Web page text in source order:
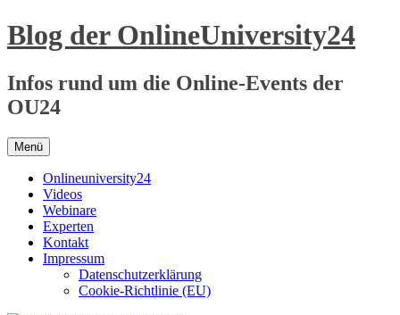
Zum
Inhalt
Blog der OnlineUniversity24
Infos rund um die Online-Events der
OU24
Menü
Onlineuniversity24
Videos
Webinare
Experten
Kontakt
Impressum
Datenschutzerklärung
Cookie-Richtlinie (EU)